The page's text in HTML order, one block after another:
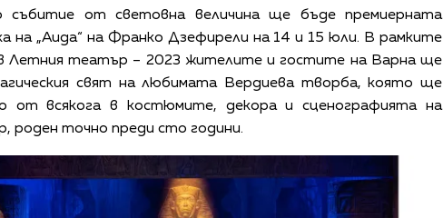
събитие от световна величина ще бъде премиерната
на „Аида“ на Франко Дзефирели на 14 и 15 юли. В рамките
Летния театър – 2023 жителите и гостите на Варна ще
свят на любимата Вердиева творба, която ще
от всякога в костюмите, декора и сценографията на
роден точно преди сто години.